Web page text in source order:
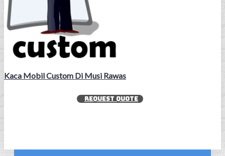
Kaca Mobil Custom Di Musi Rawas
REQUEST QUOTE